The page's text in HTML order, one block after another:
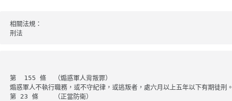
相關法規：
刑法
第  155 條  （煽惑軍人背叛罪）
煽惑軍人不執行職務，或不守紀律，或逃叛者，處六月以上五年以下有期徒刑。
第 23 條    （正當防衛）